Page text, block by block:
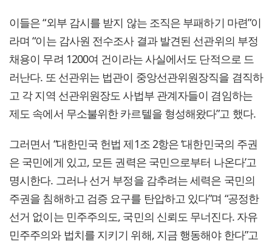
이들은 “외부 감시를 받지 않는 조직은 부패하기 마련”이
라며 “이는 감사원 전수조사 결과 발견된 선관위의 부정
채용이 무려 1200여 건이라는 사실에서도 단적으로 드
러난다. 또 선관위는 법관이 중앙선관위원장직을 겸직하
고 각 지역 선관위원장도 사법부 관계자들이 겸임하는
제도 속에서 무소불위한 카르텔을 형성해왔다”고 했다.
그러면서 “대한민국 헌법 제1조 2항은 ‘대한민국의 주권
은 국민에게 있고, 모든 권력은 국민으로부터 나온다’고
명시한다. 그러나 선거 부정을 감추려는 세력은 국민의
주권을 침해하고 검증 요구를 탄압하고 있다”며 “공정한
선거 없이는 민주주의도, 국민의 신뢰도 무너진다. 자유
민주주의와 법치를 지키기 위해, 지금 행동해야 한다”고